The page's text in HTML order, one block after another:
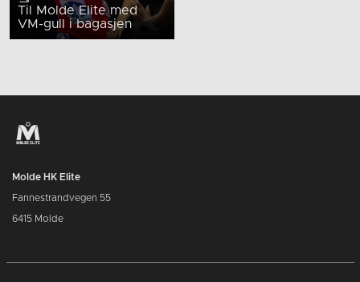
Til Molde Elite med
VM-gull i bagasjen
Molde HK Elite
Fannestrandvegen 55
6415 Molde